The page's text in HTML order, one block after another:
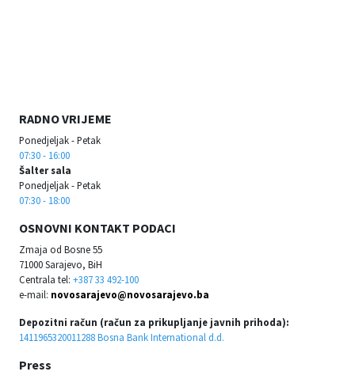
RADNO VRIJEME
Ponedjeljak - Petak
07:30 - 16:00
Šalter sala
Ponedjeljak - Petak
07:30 - 18:00
OSNOVNI KONTAKT PODACI
Zmaja od Bosne 55
71000 Sarajevo, BiH
Centrala tel: +387 33 492-100
e-mail: novosarajevo@novosarajevo.ba
Depozitni račun (račun za prikupljanje javnih prihoda):
1411965320011288 Bosna Bank International d.d.
Press